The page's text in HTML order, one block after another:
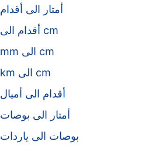
أمتار الى أقدام
أقدام الى cm
mm الى cm
km الى cm
أقدام الى أميال
أمتار الى بوصات
بوصات الى ياردات